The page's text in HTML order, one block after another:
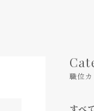
職位
すべ